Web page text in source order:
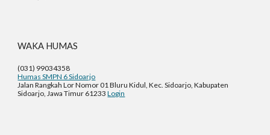
WAKA HUMAS
(031) 99034358
Humas SMPN 6 Sidoarjo
Jalan Rangkah Lor Nomor 01 Bluru Kidul, Kec. Sidoarjo, Kabupaten
Sidoarjo, Jawa Timur 61233 Login